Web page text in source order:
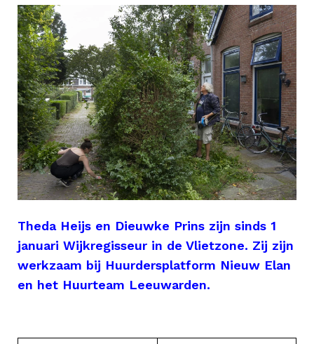
Theda Heijs en Dieuwke Prins zijn sinds 1
januari Wijkregisseur in de Vlietzone. Zij zijn
werkzaam bij Huurdersplatform Nieuw Elan
en het Huurteam Leeuwarden.